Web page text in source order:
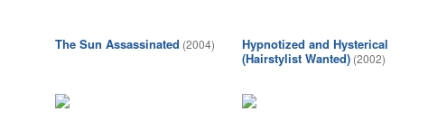
The Sun Assassinated (2004)
Hypnotized and Hysterical
(Hairstylist Wanted) (2002)